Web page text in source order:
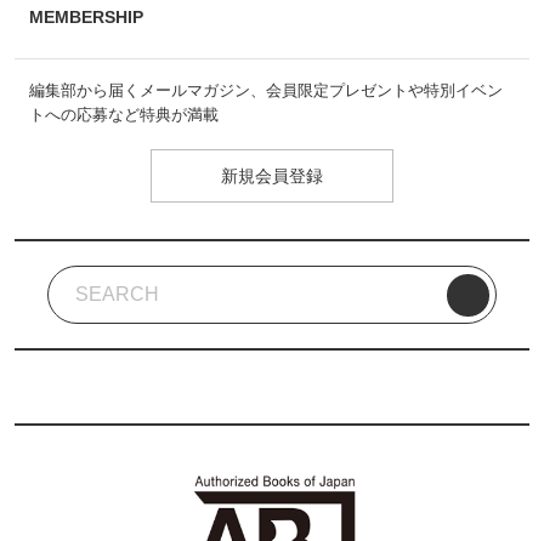
MEMBERSHIP
編集部から届くメールマガジン、会員限定プレゼントや特別イベン
トへの応募など特典が満載
新規会員登録